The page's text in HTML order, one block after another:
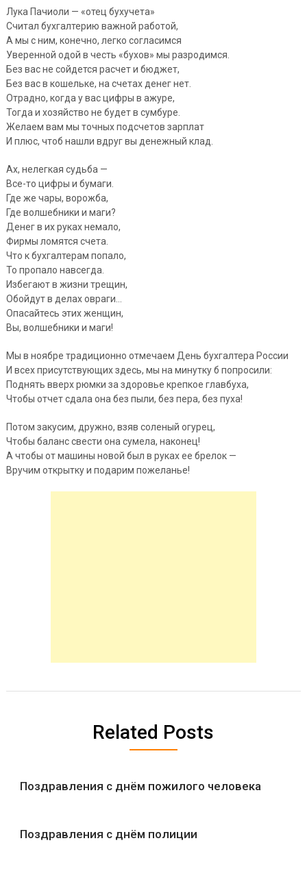
Лука Пачиоли — «отец бухучета»
Считал бухгалтерию важной работой,
А мы с ним, конечно, легко согласимся
Уверенной одой в честь «бухов» мы разродимся.
Без вас не сойдется расчет и бюджет,
Без вас в кошельке, на счетах денег нет.
Отрадно, когда у вас цифры в ажуре,
Тогда и хозяйство не будет в сумбуре.
Желаем вам мы точных подсчетов зарплат
И плюс, чтоб нашли вдруг вы денежный клад.
Ах, нелегкая судьба —
Все-то цифры и бумаги.
Где же чары, ворожба,
Где волшебники и маги?
Денег в их руках немало,
Фирмы ломятся счета.
Что к бухгалтерам попало,
То пропало навсегда.
Избегают в жизни трещин,
Обойдут в делах овраги…
Опасайтесь этих женщин,
Вы, волшебники и маги!
Мы в ноябре традиционно отмечаем День бухгалтера России
И всех присутствующих здесь, мы на минутку б попросили:
Поднять вверх рюмки за здоровье крепкое главбуха,
Чтобы отчет сдала она без пыли, без пера, без пуха!
Потом закусим, дружно, взяв соленый огурец,
Чтобы баланс свести она сумела, наконец!
А чтобы от машины новой был в руках ее брелок —
Вручим открытку и подарим пожеланье!
Related Posts
Поздравления с днём пожилого человека
Поздравления с днём полиции